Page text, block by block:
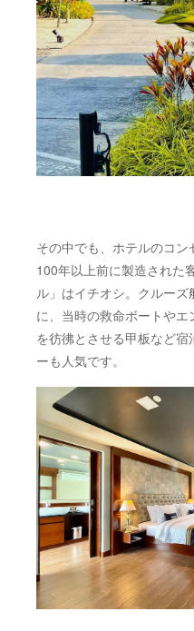
その中でも、ホテルのコン
100年以上前に製造された
ル」はイチオシ。クルー
に、当時の救命ボートや
を彷彿とさせる甲板など
ーも人気です。